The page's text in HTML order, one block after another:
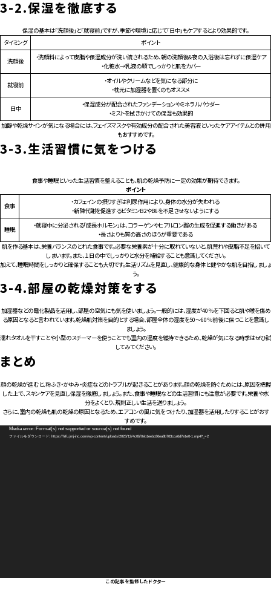
3-2.保湿を徹底する
保湿の基本は「洗顔後」と「就寝前」ですが、季節や環境に応じて「日中」もケアするとより効果的です。
タイミング
ポイント
洗顔後
・洗顔料によって皮脂や保湿成分が洗い流されるため、朝の洗顔後&夜の入浴後は忘れずに保湿ケア
・化粧水→乳液の順でしっかりと肌をカバー
就寝前
・オイルやクリームなどを気になる部分に
・枕元に加湿器を置くのもオススメ
日中
・保湿成分が配合されたファンデーションやミネラルパウダー
・ミストを拭きかけての保湿も効果的
加齢や乾燥サインが気になる場合には、フェイスマスクや有効成分の配合された美容液といったケアアイテムとの併用
もおすすめです。
3-3.生活習慣に気をつける
食事や睡眠といった生活習慣を整えることも、肌の乾燥予防に一定の効果が期待できます。
ポイント
食事
・カフェインの摂りすぎは利尿作用により、身体の水分が失われる
・新陳代謝を促進するビタミンB2やB6を不足させないようにする
睡眠
・就寝中に分泌される「成長ホルモン」は、コラーゲンやヒアルロン酸の生成を促進する働きがある
・長さよりも質の高さのほうが重要である
肌を作る基本は、栄養バランスのとれた食事です。必要な栄養素が十分に取れていないと、肌荒れや皮脂不足を招いて
しまいます。また、１日の中でしっかりと水分を補給することも意識してください。
加えて、睡眠時間をしっかりと確保することも大切です。生活リズムを見直し、健康的な身体と健やかな肌を目指しましょ
う。
3-4.部屋の乾燥対策をする
加湿器などの電化製品を活用し、部屋の空気にも気を使いましょう。一般的には、湿度が40％を下回ると肌や喉を傷め
る原因となると言われています。乾燥肌対策を目的とする場合、部屋全体の湿度を50～60％前後に保つことを意識し
ましょう。
濡れタオルを干すことや小型のスチーマーを使うことでも室内の湿度を維持できるため、乾燥が気になる時季はぜひ試
してみてください。
まとめ
顔の乾燥が進むと、粉ふき・かゆみ・炎症などのトラブルが起きることがあります。顔の乾燥を防ぐためには、原因を把握
した上で、スキンケアを見直し保湿を徹底しましょう。また、食事や睡眠などの生活習慣にも注意が必要です。栄養や水
分をよくとり、規則正しい生活を送りましょう。
さらに、室内の乾燥も肌の乾燥の原因となるため、エアコンの風に気をつけたり、加湿器を活用したりすることがおす
すめです。
画
Media error: Format(s) not supported or source(s) not found
ファイルをダウンロード: https://hifu.jmj-inc.com/wp-content/uploads/2023/12/4c0bf0eb1eebc86ea8b703cca6d7e1e0-1.mp4?_=2
この記事を監修したドクター